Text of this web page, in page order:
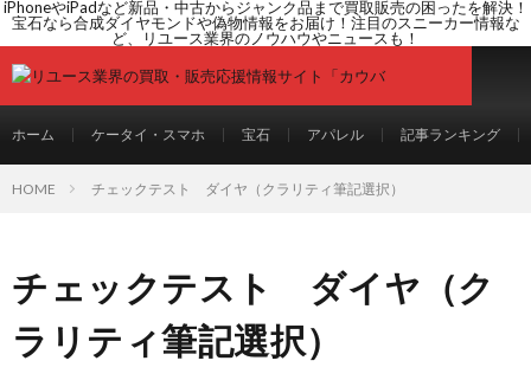
iPhoneやiPadなど新品・中古からジャンク品まで買取販売の困ったを解決！
宝石なら合成ダイヤモンドや偽物情報をお届け！注目のスニーカー情報な
ど、リユース業界のノウハウやニュースも！
ホーム ケータイ・スマホ 宝石 アパレル 記事ランキング
HOME チェックテスト ダイヤ（クラリティ筆記選択）
チェックテスト ダイヤ（ク
ラリティ筆記選択）